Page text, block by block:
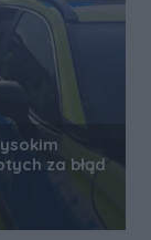
za błąd